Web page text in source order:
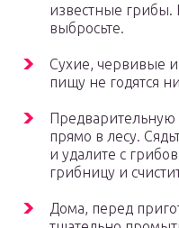
известные грибы.
выбросьте.
Сухие, червивые
пищу не годятся
Предварительную
прямо в лесу.
и удалите с
грибницу и
Дома, перед